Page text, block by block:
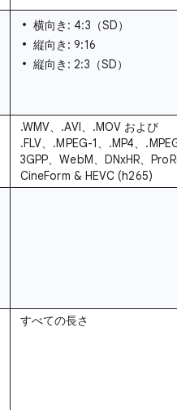
横向き: 4:3（SD）
縦向き: 9:16
縦向き: 2:3（SD）
.WMV、.AVI、.MOV および
.FLV、.MPEG-1、.MP4、
3GPP、WebM、DNxHR、
CineForm & HEVC (h265)
すべての長さ